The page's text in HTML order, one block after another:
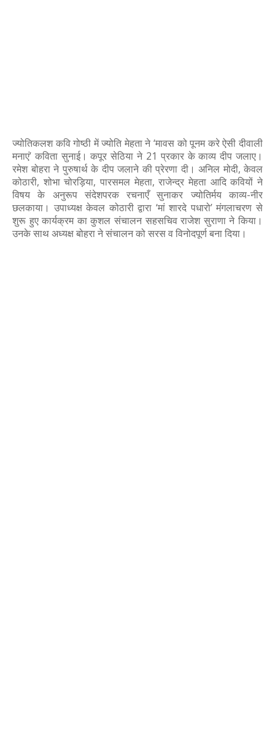
ज्योतिकलश कवि गोष्ठी में ज्योति मेहता ने ‘मावस को पूनम करे ऐसी दीवाली
मनाएं’ कविता सुनाई। कपूर सेठिया ने 21 प्रकार के काव्य दीप जलाए।
रमेश बोहरा ने पुरुषार्थ के दीप जलाने की प्रेरणा दी। अनिल मोदी, केवल
कोठारी, शोभा चोरड़िया, पारसमल मेहता, राजेन्द्र मेहता आदि कवियों ने
विषय के अनुरूप संदेशपरक रचनाएँ सुनाकर ज्योतिर्मय काव्य-नीर
छलकाया। उपाध्यक्ष केवल कोठारी द्वारा ‘मां शारदे पधारो’ मंगलाचरण से
शुरू हुए कार्यक्रम का कुशल संचालन सहसचिव राजेश सुराणा ने किया।
उनके साथ अध्यक्ष बोहरा ने संचालन को सरस व विनोदपूर्ण बना दिया।